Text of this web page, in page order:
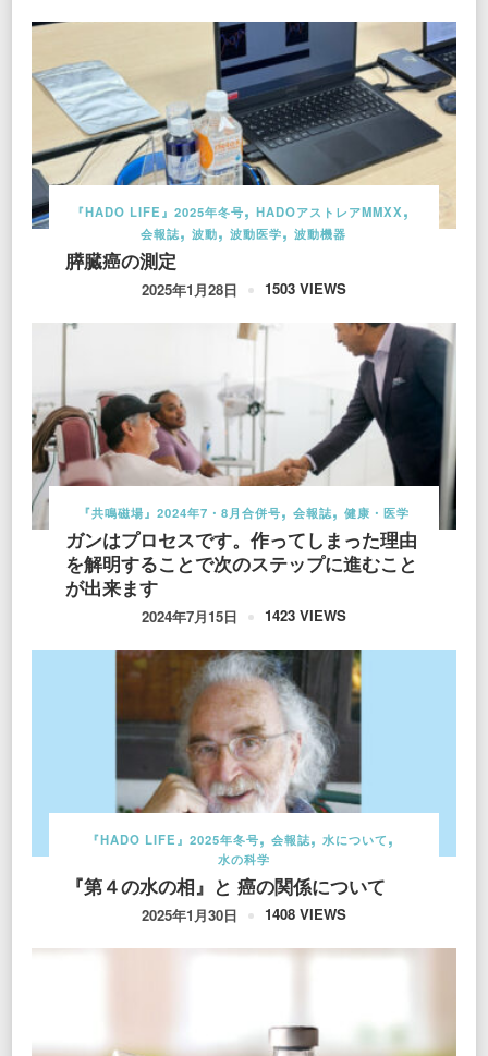
『HADO LIFE』2025年冬号
HADOアストレアMMXX
会報誌
波動 波動医学 波動機器
膵臓癌の測定
2025年1月28日 1503 VIEWS
『共鳴磁場』2024年7・8月合併号 会報誌 健康・医学
ガンはプロセスです。作ってしまった理由
を解明することで次のステップに進むこと
が出来ます
2024年7月15日 1423 VIEWS
『HADO LIFE』2025年冬号 会報誌
水について
水の科学
『第４の水の相』と 癌の関係について
2025年1月30日 1408 VIEWS